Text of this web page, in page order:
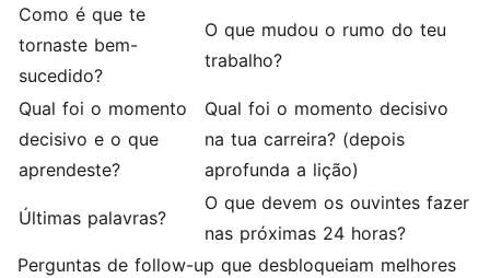
Como é que te
tornaste bem-
sucedido?
O que mudou o rumo do teu
trabalho?
Qual foi o momento
decisivo e o que
aprendeste?
Qual foi o momento decisivo
na tua carreira? (depois
aprofunda a lição)
Últimas palavras?
O que devem os ouvintes fazer
nas próximas 24 horas?
Perguntas de follow-up que desbloqueiam melhores